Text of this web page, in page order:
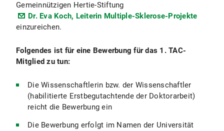
Gemeinnützigen Hertie-Stiftung
Dr. Eva Koch, Leiterin Multiple-Sklerose-Projekte
einzureichen.
Folgendes ist für eine Bewerbung für das 1. TAC-
Mitglied zu tun:
Die Wissenschaftlerin bzw. der Wissenschaftler
(habilitierte Erstbegutachtende der Doktorarbeit)
reicht die Bewerbung ein
Die Bewerbung erfolgt im Namen der Universität